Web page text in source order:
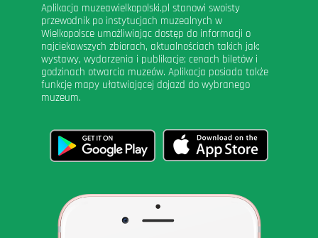
Aplikacja muzeawielkopolski.pl stanowi swoisty
przewodnik po instytucjach muzealnych w
Wielkopolsce umożliwiając dostęp do informacji o
najciekawszych zbiorach, aktualnościach takich jak:
wystawy, wydarzenia i publikacje; cenach biletów i
godzinach otwarcia muzeów. Aplikacja posiada także
funkcję mapy ułatwiającej dojazd do wybranego
muzeum.